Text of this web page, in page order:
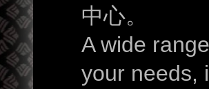
中心。
A wide
your needs,